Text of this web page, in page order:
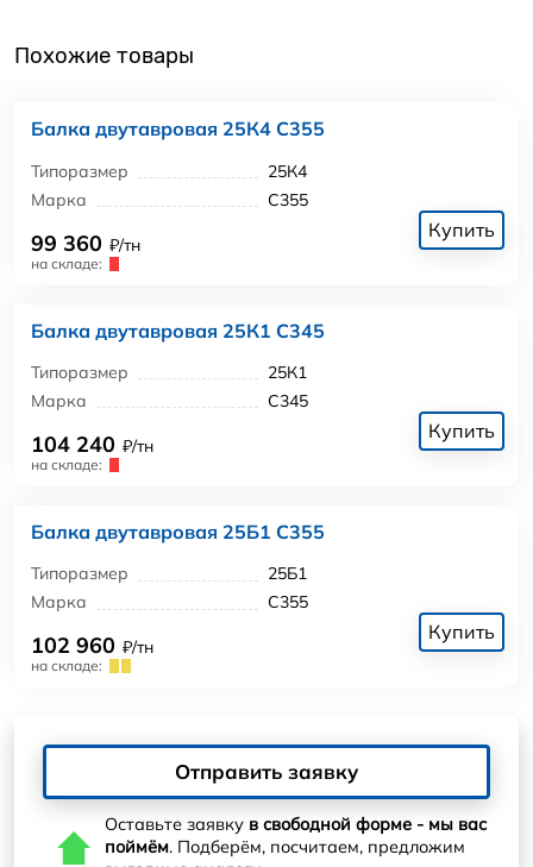
Похожие товары
Балка двутавровая 25К4 С355
Типоразмер
25К4
Марка
С355
99 360 ₽/тн
на складе:
Купить
Балка двутавровая 25К1 С345
Типоразмер
25К1
Марка
С345
104 240 ₽/тн
на складе:
Купить
Балка двутавровая 25Б1 С355
Типоразмер
25Б1
Марка
С355
102 960 ₽/тн
на складе:
Купить
Отправить заявку
Оставьте заявку в свободной форме - мы вас
поймём. Подберём, посчитаем, предложим